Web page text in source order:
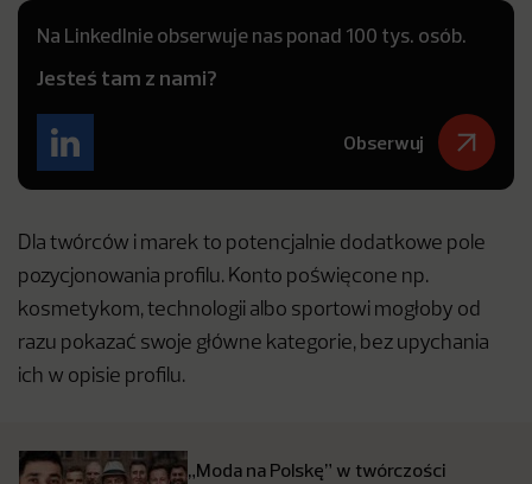
Na LinkedInie obserwuje nas ponad 100 tys. osób.
Jesteś tam z nami?
Obserwuj
Dla twórców i marek to potencjalnie dodatkowe pole
pozycjonowania profilu. Konto poświęcone np.
kosmetykom, technologii albo sportowi mogłoby od
razu pokazać swoje główne kategorie, bez upychania
ich w opisie profilu.
„Moda na Polskę” w twórczości